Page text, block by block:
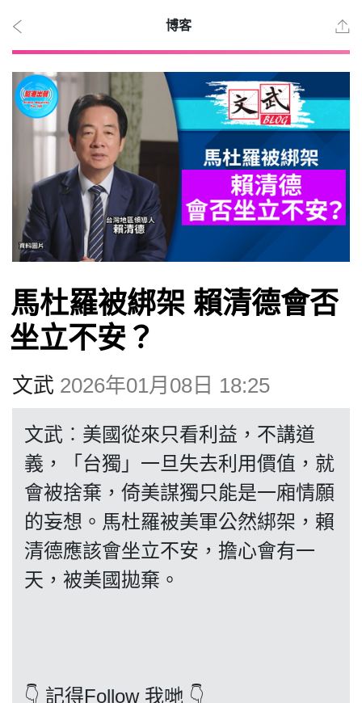
2026
年 8
日
時事
觀點
投票
視頻
昔日
系列
關於我們
博客
馬杜羅被綁架 賴清德會否
坐立不安？
文武 2026年01月08日 18:25
文武︰美國從來只看利益，不講道
義，「台獨」一旦失去利用價值，就
會被捨棄，倚美謀獨只能是一廂情願
的妄想。馬杜羅被美軍公然綁架，賴
清德應該會坐立不安，擔心會有一
天，被美國拋棄。
👇 記得Follow 我哋 👇